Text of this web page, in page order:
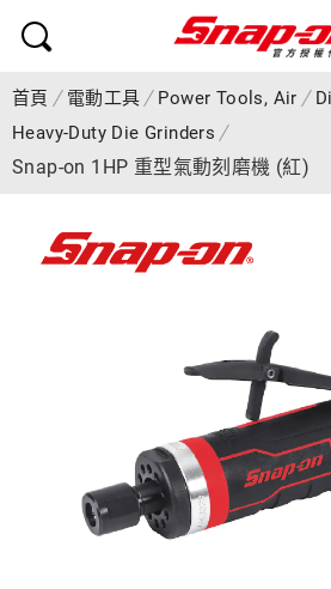
首頁 電動工具 Power Tools, Air
Heavy-Duty Die Grinders
Snap-on 1HP 重型氣動刻磨機 (紅)